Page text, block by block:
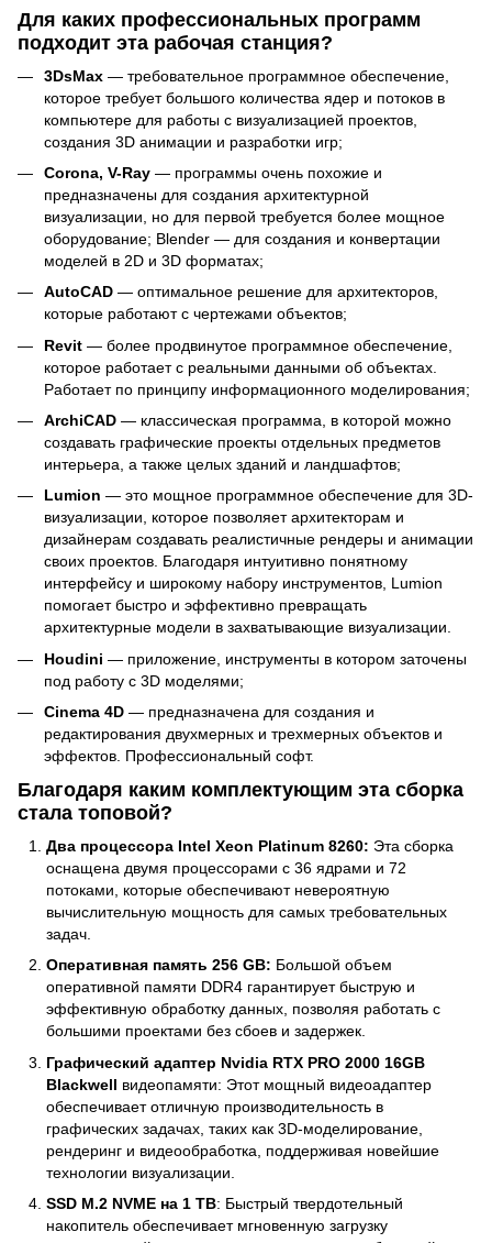
Для каких профессиональных программ
подходит эта рабочая станция?
3DsMax — требовательное программное обеспечение,
которое требует большого количества ядер и потоков в
компьютере для работы с визуализацией проектов,
создания 3D анимации и разработки игр;
Corona, V-Ray — программы очень похожие и
предназначены для создания архитектурной
визуализации, но для первой требуется более мощное
оборудование; Blender — для создания и конвертации
моделей в 2D и 3D форматах;
AutoCAD — оптимальное решение для архитекторов,
которые работают с чертежами объектов;
Revit — более продвинутое программное обеспечение,
которое работает с реальными данными об объектах.
Работает по принципу информационного моделирования;
ArchiCAD — классическая программа, в которой можно
создавать графические проекты отдельных предметов
интерьера, а также целых зданий и ландшафтов;
Lumion — это мощное программное обеспечение для 3D-
визуализации, которое позволяет архитекторам и
дизайнерам создавать реалистичные рендеры и анимации
своих проектов. Благодаря интуитивно понятному
интерфейсу и широкому набору инструментов, Lumion
помогает быстро и эффективно превращать
архитектурные модели в захватывающие визуализации.
Houdini — приложение, инструменты в котором заточены
под работу с 3D моделями;
Cinema 4D — предназначена для создания и
редактирования двухмерных и трехмерных объектов и
эффектов. Профессиональный софт.
Благодаря каким комплектующим эта сборка
стала топовой?
Два процессора Intel Xeon Platinum 8260: Эта сборка
оснащена двумя процессорами с 36 ядрами и 72
потоками, которые обеспечивают невероятную
вычислительную мощность для самых требовательных
задач.
Оперативная память 256 GB: Большой объем
оперативной памяти DDR4 гарантирует быструю и
эффективную обработку данных, позволяя работать с
большими проектами без сбоев и задержек.
Графический адаптер Nvidia RTX PRO 2000 16GB
Blackwell видеопамяти: Этот мощный видеоадаптер
обеспечивает отличную производительность в
графических задачах, таких как 3D-моделирование,
рендеринг и видеообработка, поддерживая новейшие
технологии визуализации.
SSD M.2 NVME на 1 TB: Быстрый твердотельный
накопитель обеспечивает мгновенную загрузку